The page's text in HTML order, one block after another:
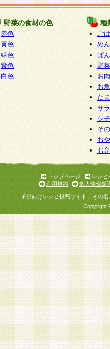
野菜の食材の色
赤色
黄色
緑色
紫色
白色
種
ご
めん
ぱん
野
お
お
た
サ
シ
そ
お
お
トップページ
レシピ
利用規約
個人情報保
子供向けレシピ投稿サイト、その
Copyright